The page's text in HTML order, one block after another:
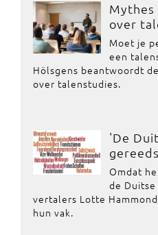
Mythes
over
Moet je
een
Hölsgens beantwoordt
over talenstudies.
'De
Omdat
de Duitse
vertalers Lotte
hun vak.